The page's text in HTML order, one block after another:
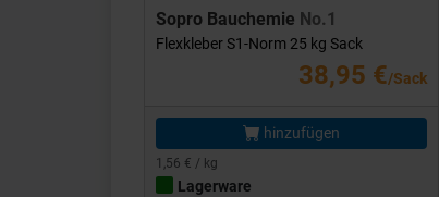
Sopro Bauchemie No.1
Flexkleber S1-Norm 25 kg Sack
38,95 €/Sack
hinzufügen
1,56 € / kg
Lagerware